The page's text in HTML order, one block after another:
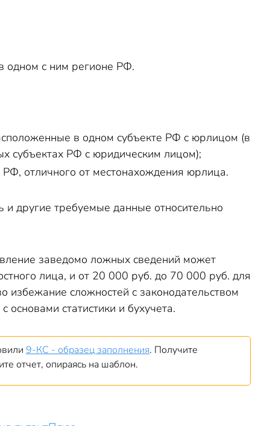
одном с ним регионе РФ.
в одном субъекте РФ с юрлицом (в
субъектах РФ с юридическим лицом);
отличного от местонахождения юрлица.
другие требуемые данные относительно
заведомо ложных сведений может
лица, и от 20 000 руб. до 70 000 руб. для
сложностей с законодательством
статистики и бухучета.
9-КС - образец заполнения. Получите
отчет, опираясь на шаблон.